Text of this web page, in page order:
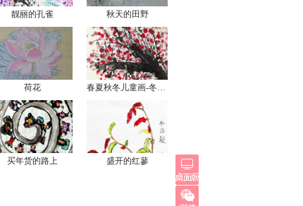
靓丽的孔雀 秋天的田野
荷花 春夏秋冬儿童画-冬季腊梅
买年货的路上 盛开的红蓼